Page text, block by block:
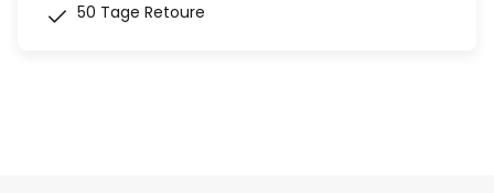
50 Tage Retoure